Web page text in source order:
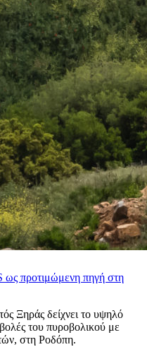
προτιμώμενη πηγή στη
Ξηράς δείχνει το υψηλό
του πυροβολικού με
στη Ροδόπη.